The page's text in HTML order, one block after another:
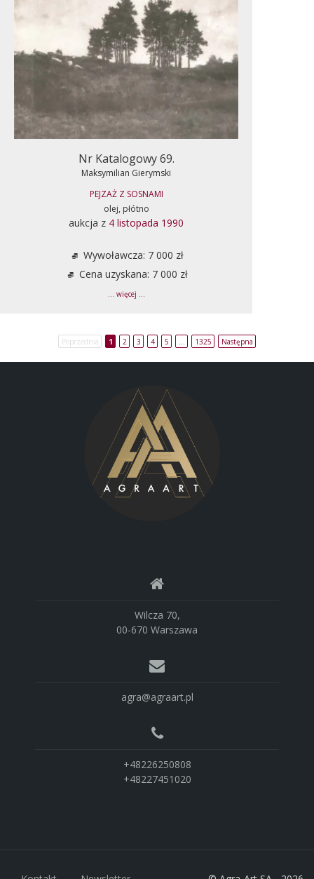
Nr Katalogowy 69.
Maksymilian Gierymski
PEJZAŻ Z SOSNAMI
olej, płótno
aukcja z 4 listopada 1990
Wywoławcza: 7 000 zł
Cena uzyskana: 7 000 zł
... więcej ...
Poprzednia 1 2 3 4 5 1325 Następna
Wilcza 70,
00-670 Warszawa
agra@agraart.pl
+48226250808
+48227451020